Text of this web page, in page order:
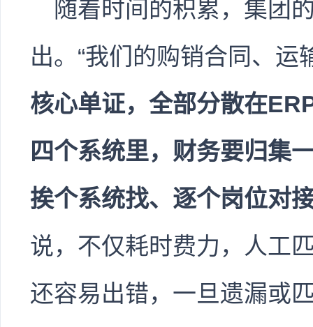
随着时间的积累，集团
出。“我们的购销合同、运
核心单证，全部分散在
四个系统里，财务要归集
挨个系统找、逐个岗位对
说，不仅耗时费力，人工
还容易出错，一旦遗漏或